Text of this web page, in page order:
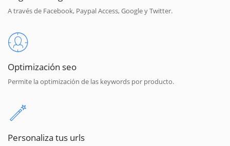
A través de Facebook, Paypal Access, Google y Twitter.
Optimización seo
Permite la optimización de las keywords por producto.
Personaliza tus urls